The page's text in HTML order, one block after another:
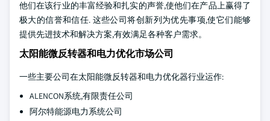
他们在该行业的丰富经验和扎实的声誉,使他们在产品上赢得了
极大的信誉和信任. 这些公司将创新列为优先事项,使它们能够
提供先进技术和解决方案,有效满足各种客户需求。
太阳能微反转器和电力优化市场公司
一些主要公司在太阳能微反转器和电力优化器行业运作:
ALENCON系统,有限责任公司
阿尔特能源电力系统公司